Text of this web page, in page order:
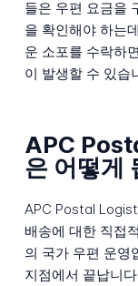
들은 우편 요금을
을 확인해야 하는
운 소포를 수락하
이 발생할 수 있습
APC
은 어떻게
APC Postal
배송에 대한 직접
의 국가 우편 운영
지점에서 끝납니